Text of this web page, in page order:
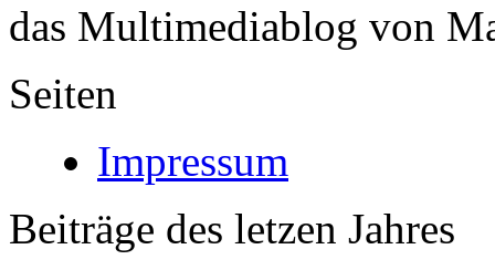
das Multimediablog von
Seiten
Impressum
Beiträge des letzen Jahres